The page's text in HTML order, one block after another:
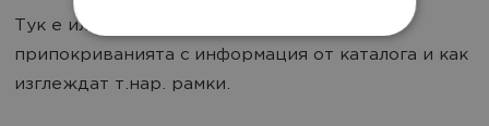
Тук е илюстрирано как изглеждат
припокриванията с информация от каталога и как
изглеждат т.нар. рамки.